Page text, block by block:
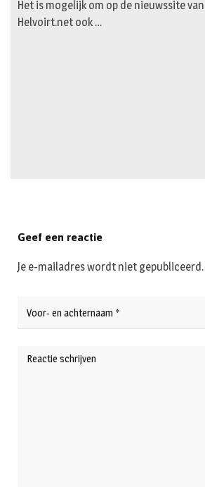
Het is mogelijk om op de nieuwssite van
Helvoirt.net ook …
Geef een reactie
Je e-mailadres wordt niet gepubliceerd.